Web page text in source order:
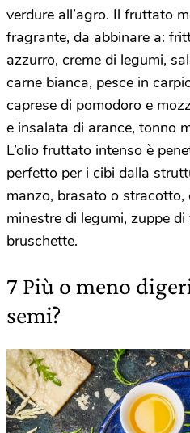
verdure all’agro. Il fruttato
fragrante, da abbinare a:
azzurro, creme di legumi,
carne bianca, pesce in
caprese di pomodoro e
e insalata di arance, tonno
L’olio fruttato intenso è
perfetto per i cibi dalla
manzo, brasato o
minestre di legumi, zuppe
bruschette.
7 Più o meno
semi?